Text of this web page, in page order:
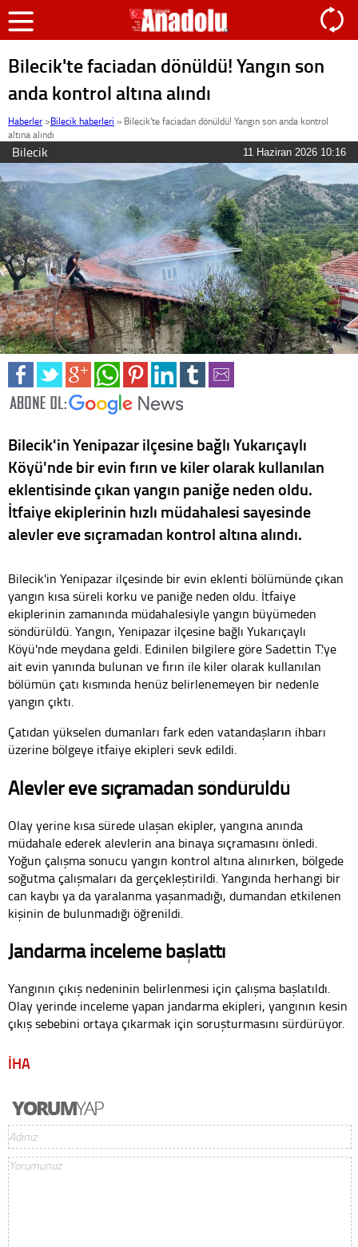
Bilecik'te faciadan dönüldü! Yangın son
anda kontrol altına alındı
Haberler >Bilecik haberleri » Bilecik'te faciadan dönüldü! Yangın son anda kontrol
altına alındı
Bilecik 11 Haziran 2026 10:16
Bilecik'in Yenipazar ilçesine bağlı Yukarıçaylı
Köyü'nde bir evin fırın ve kiler olarak kullanılan
eklentisinde çıkan yangın paniğe neden oldu.
İtfaiye ekiplerinin hızlı müdahalesi sayesinde
alevler eve sıçramadan kontrol altına alındı.
Bilecik'in Yenipazar ilçesinde bir evin eklenti bölümünde çıkan
yangın kısa süreli korku ve paniğe neden oldu. İtfaiye
ekiplerinin zamanında müdahalesiyle yangın büyümeden
söndürüldü. Yangın, Yenipazar ilçesine bağlı Yukarıçaylı
Köyü'nde meydana geldi. Edinilen bilgilere göre Sadettin T.'ye
ait evin yanında bulunan ve fırın ile kiler olarak kullanılan
bölümün çatı kısmında henüz belirlenemeyen bir nedenle
yangın çıktı.
Çatıdan yükselen dumanları fark eden vatandaşların ihbarı
üzerine bölgeye itfaiye ekipleri sevk edildi.
Alevler eve sıçramadan söndürüldü
Olay yerine kısa sürede ulaşan ekipler, yangına anında
müdahale ederek alevlerin ana binaya sıçramasını önledi.
Yoğun çalışma sonucu yangın kontrol altına alınırken, bölgede
soğutma çalışmaları da gerçekleştirildi. Yangında herhangi bir
can kaybı ya da yaralanma yaşanmadığı, dumandan etkilenen
kişinin de bulunmadığı öğrenildi.
Jandarma inceleme başlattı
Yangının çıkış nedeninin belirlenmesi için çalışma başlatıldı.
Olay yerinde inceleme yapan jandarma ekipleri, yangının kesin
çıkış sebebini ortaya çıkarmak için soruşturmasını sürdürüyor.
İHA